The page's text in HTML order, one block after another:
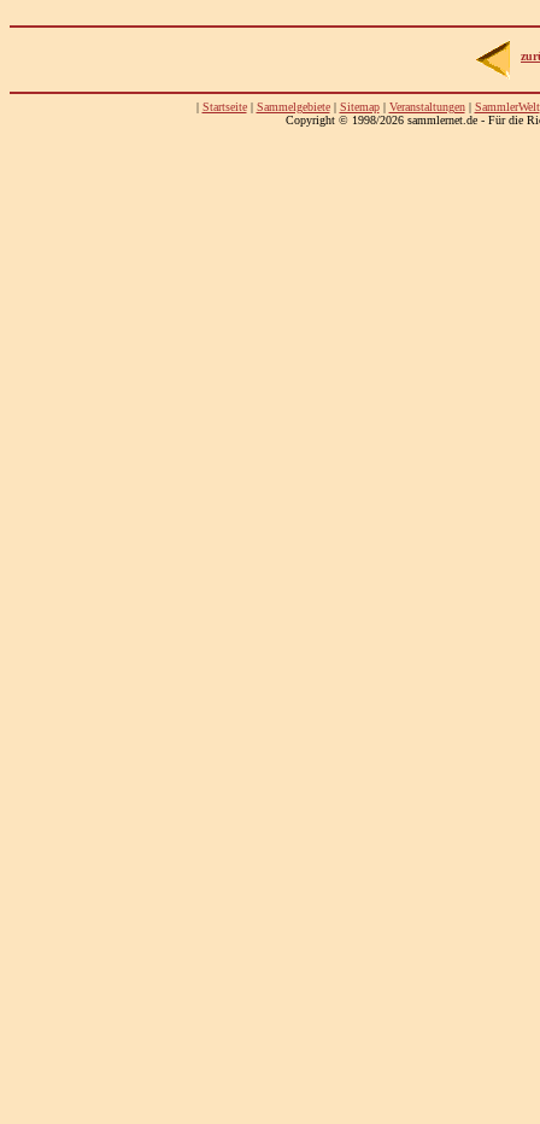
| Startseite| Sammelgebiete| Sitemap| Veranstaltungen| SammlerWelt
Copyright © 1998/2026 sammlernet.de - Für die